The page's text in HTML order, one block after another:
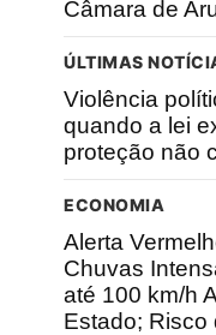
Câmara de
ÚLTIMAS
Violência
quando a lei
proteção não
ECONOMIA
Alerta
Chuvas
até 100 km/h
Estado; Risco